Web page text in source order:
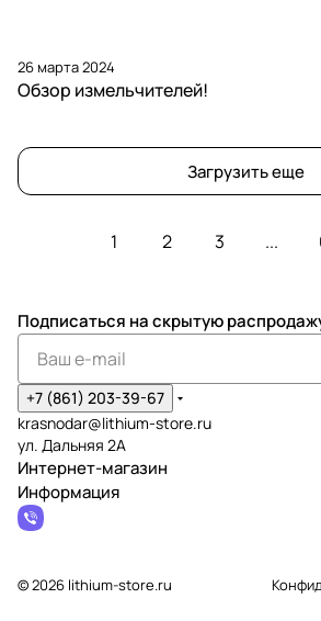
26 марта 2024
Обзор измельчителей!
Загрузить еще
1 2 3 ...
Подписаться на скрытую
+7 (861) 203-39-67
krasnodar@lithium-store.ru
ул. Дальняя 2А
Интернет-магазин
Информация
© 2026 lithium-store.ru